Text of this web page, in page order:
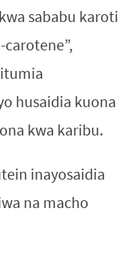
sababu karoti
husaidia kuona
kwa karibu.
inayosaidia
na macho